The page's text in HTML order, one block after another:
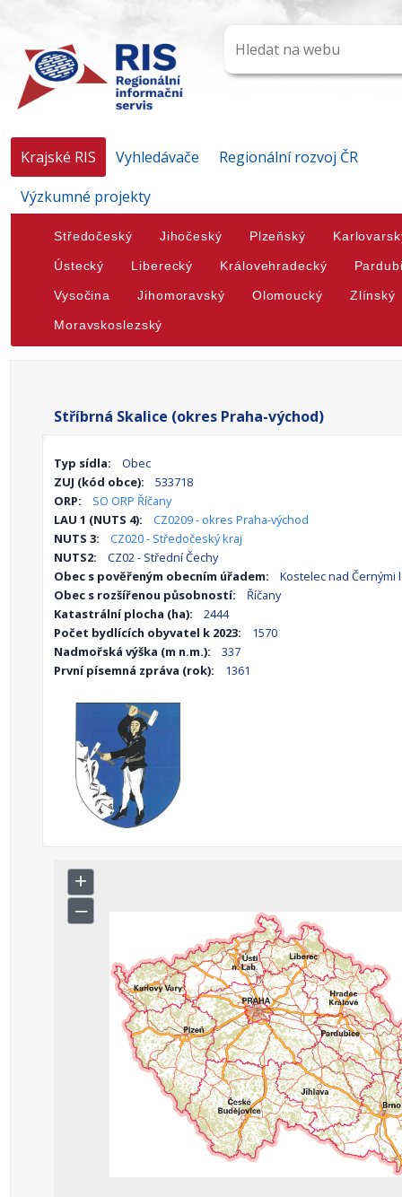
Krajské RIS Vyhledávače
Regionální rozvoj ČR
Výzkumné projekty
Středočeský Jihočeský Plzeňský
Ústecký Liberecký Královehradecký
Vysočina Jihomoravský Olomoucký Zlínský
Moravskoslezský
Stříbrná Skalice (okres Praha-východ)
Typ sídla:
Obec
ZUJ (kód obce):
533718
ORP:
SO ORP Říčany
LAU 1 (NUTS 4):
CZ0209 - okres Praha-východ
NUTS 3:
CZ020 - Středočeský kraj
NUTS2:
CZ02 - Střední Čechy
Obec s pověřeným obecním úřadem:
Kostelec nad Černými
Obec s rozšířenou působností:
Říčany
Katastrální plocha (ha):
2444
Počet bydlících obyvatel k 2023:
1570
Nadmořská výška (m n.m.):
337
První písemná zpráva (rok):
1361